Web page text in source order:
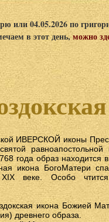
или 04.05.2026 по
в этот день,можно
ИВЕРСКОЙ иконы
года образ
икона БогоМатери
веке. Особо чтится
икона Божией
древнего образа.